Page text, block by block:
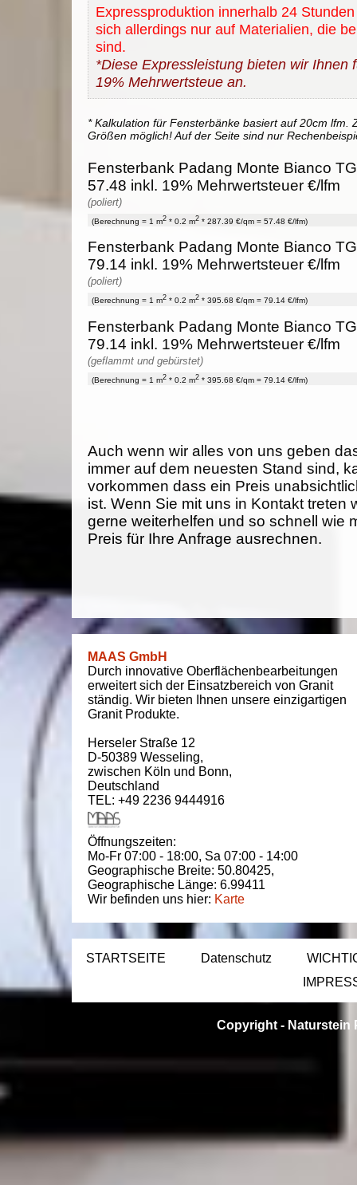
Expressproduktion innerhalb 24
sich allerdings nur auf Materialien, die
sind.
*Diese Expressleistung bieten wir Ihnen
19% Mehrwertsteue an.
* Kalkulation für Fensterbänke basiert auf 20cm lfm.
Größen möglich! Auf der Seite sind nur
Fensterbank Padang Monte Bianco
57.48 inkl. 19% Mehrwertsteuer €/lfm
(poliert)
(Berechnung = 1 m2 * 0.2 m2 * 287.39 €/qm = 57.48 €/lfm)
Fensterbank Padang Monte Bianco
79.14 inkl. 19% Mehrwertsteuer €/lfm
(poliert)
(Berechnung = 1 m2 * 0.2 m2 * 395.68 €/qm = 79.14 €/lfm)
Fensterbank Padang Monte Bianco
79.14 inkl. 19% Mehrwertsteuer €/lfm
(geflammt und gebürstet)
(Berechnung = 1 m2 * 0.2 m2 * 395.68 €/qm = 79.14 €/lfm)
Auch wenn wir alles von uns geben
immer auf dem neuesten Stand sind,
vorkommen dass ein Preis
ist. Wenn Sie mit uns in Kontakt treten
gerne weiterhelfen und so schnell wie
Preis für Ihre Anfrage ausrechnen.
MAAS GmbH
Durch innovative Oberflächenbearbeitungen
erweitert sich der Einsatzbereich von Granit
ständig. Wir bieten Ihnen unsere einzigartigen
Granit Produkte.
Herseler Straße 12
D-50389 Wesseling,
zwischen Köln und Bonn,
Deutschland
TEL: +49 2236 9444916
Öffnungszeiten:
Mo-Fr 07:00 - 18:00, Sa 07:00 - 14:00
Geographische Breite: 50.80425,
Geographische Länge: 6.99411
Wir befinden uns hier: Karte
STARTSEITE Datenschutz
Copyright - Naturstein